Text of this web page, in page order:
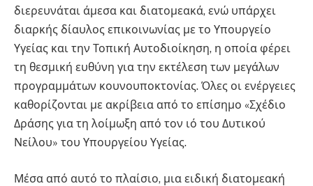
διερευνάται άμεσα και διατομεακά, ενώ υπάρχει
διαρκής δίαυλος επικοινωνίας με το Υπουργείο
Υγείας και την Τοπική Αυτοδιοίκηση, η οποία φέρει
τη θεσμική ευθύνη για την εκτέλεση των μεγάλων
προγραμμάτων κουνουποκτονίας. Όλες οι ενέργειες
καθορίζονται με ακρίβεια από το επίσημο «Σχέδιο
Δράσης για τη λοίμωξη από τον ιό του Δυτικού
Νείλου» του Υπουργείου Υγείας.
Μέσα από αυτό το πλαίσιο, μια ειδική διατομεακή